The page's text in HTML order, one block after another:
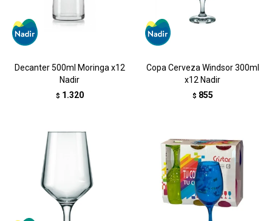
Decanter 500ml Moringa x12
Nadir
$ 1.320
Copa Cerveza Windsor 300ml
x12 Nadir
$ 855